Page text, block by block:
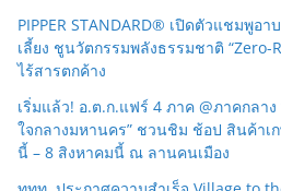
PIPPER STANDARD® เปิดตัวแชมพูอ
เลี้ยง ชูนวัตกรรมพลังธรรมชาติ “Zero-
ไร้สารตกค้าง
เริ่มแล้ว! อ.ต.ก.แฟร์ 4 ภาค @ภาคกลา
ใจกลางมหานคร” ชวนชิม ช้อป สินค้า
นี้ – 8 สิงหาคมนี้ ณ ลานคนเมือง